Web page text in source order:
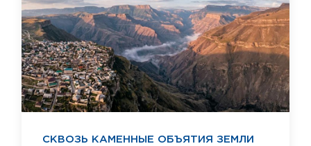
СКВОЗЬ КАМЕННЫЕ ОБЪЯТИЯ ЗЕМЛИ